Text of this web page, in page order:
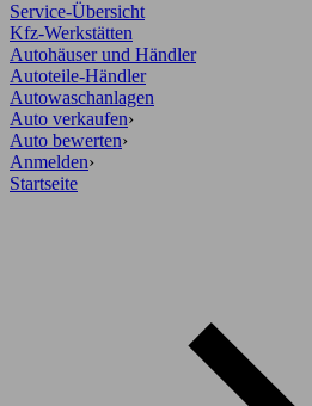
Service-Übersicht
Kfz-Werkstätten
Autohäuser und Händler
Autoteile-Händler
Autowaschanlagen
Auto verkaufen›
Auto bewerten›
Anmelden›
Startseite